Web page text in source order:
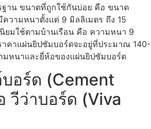
าน ขนาดที่ถูกใช้กันบ่อย คือ ขนาด
ความหนาตั้งแต่ 9 มิลลิเมตร ถึง 15
ยมใช้ตามบ้านเรือน คือ ความหนา 9
าคาแผ่นยิปซัมบอร์ดจะอยู่ที่ประมาณ 140-
หนาและยี่ห้อของแผ่นยิปซัมบอร์ด
อร์ด (Cement
วีว่าบอร์ด (Viva